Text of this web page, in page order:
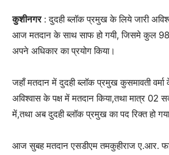
कुशीनगर: दुदही ब्लॉक प्रमुख के लिये जारी
आज मतदान के साथ साफ हो गयी, जिसमे कुल 98
अपने अधिकार का प्रयोग किया।
जहाँ मतदान में दुदही ब्लॉक प्रमुख कुसमावती
अविश्वास के पक्ष में मतदान किया,तथा मात्र 02
में,तथा अब दुदही ब्लॉक प्रमुख का पद रिक्त हो
आज सुबह मतदान एसडीएम तमकुहीराज ए.आर.